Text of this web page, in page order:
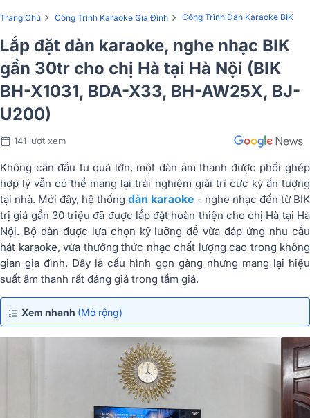
Trang Chủ › Công Trình Karaoke Gia Đình › Công Trình Dàn Karaoke BIK
Lắp đặt dàn karaoke, nghe nhạc BIK
gần 30tr cho chị Hà tại Hà Nội (BIK
BH-X1031, BDA-X33, BH-AW25X, BJ-
U200)
141 lượt xem
Không cần đầu tư quá lớn, một dàn âm thanh được phối ghép
hợp lý vẫn có thể mang lại trải nghiệm giải trí cực kỳ ấn tượng
tại nhà. Mới đây, hệ thống dàn karaoke - nghe nhạc đến từ BIK
trị giá gần 30 triệu đã được lắp đặt hoàn thiện cho chị Hà tại Hà
Nội. Bộ dàn được lựa chọn kỹ lưỡng để vừa đáp ứng nhu cầu
hát karaoke, vừa thưởng thức nhạc chất lượng cao trong không
gian gia đình. Đây là cấu hình gọn gàng nhưng mang lại hiệu
suất âm thanh rất đáng giá trong tầm giá.
Xem nhanh (Mở rộng)